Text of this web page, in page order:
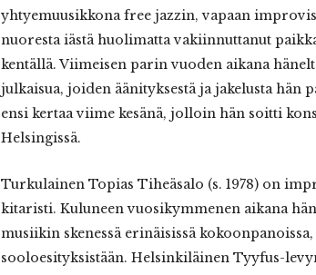
yhtyemuusikkona free jazzin, vapaan
nuoresta iästä huolimatta vakiinnuttanut
kentällä. Viimeisen parin vuoden aikana
julkaisua, joiden äänityksestä ja jakelusta hän
ensi kertaa viime kesänä, jolloin hän soitti
Helsingissä.
Turkulainen Topias Tiheäsalo (s. 1978) on
kitaristi. Kuluneen vuosikymmenen aikana
musiikin skenessä erinäisissä
sooloesityksistään. Helsinkiläinen Tyyfus-